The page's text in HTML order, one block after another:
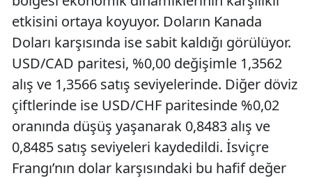
etkisini ortaya koyuyor. Doların Kanada
Doları karşısında ise sabit kaldığı görülüyor.
USD/CAD paritesi, %0,00 değişimle 1,3562
alış ve 1,3566 satış seviyelerinde. Diğer döviz
çiftlerinde ise USD/CHF paritesinde %0,02
oranında düşüş yaşanarak 0,8483 alış ve
0,8485 satış seviyeleri kaydedildi. İsviçre
Frangı’nın dolar karşısındaki bu hafif değer